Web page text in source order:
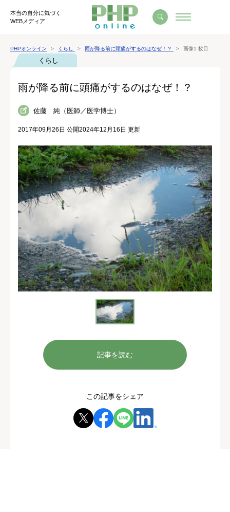
本当の自分に気づく
WEBメディア
PHPオンライン くらし 雨が降る前に頭痛がするのはなぜ！？ 画像1 枚目
くらし
雨が降る前に頭痛がするのはなぜ！？
佐藤 純（医師／医学博士）
2017年09月26日 公開2024年12月16日 更新
記事を読む
この記事をシェア